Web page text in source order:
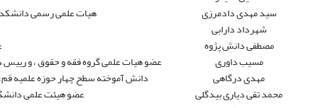
سید مهدی دادمرزی
هیات علمی رسمی
شهرداد دارابی
مصطفی دانش پژوه
مسیب داوری
عضو هیات علمی گروه فقه و حقوق ، و رییس
مهدی درگاهی
دانش آموخته سطح چهار حوزه علمیه
محمد تقی دیاری بیدگلی
عضو هیئت علمی